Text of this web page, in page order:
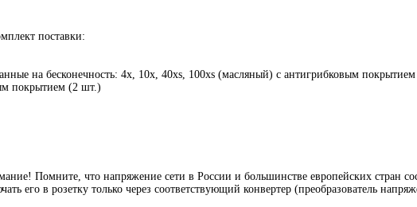
поставки:
на бесконечность: 4x, 10x, 40xs, 100xs (масляный) с антигрибковым покрытием
покрытием (2 шт.)
Помните, что напряжение сети в России и большинстве европейских стран
его в розетку только через соответствующий конвертер (преобразователь